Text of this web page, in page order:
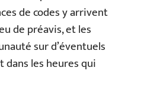
de codes y arrivent
de préavis, et les
sur d’éventuels
les heures qui